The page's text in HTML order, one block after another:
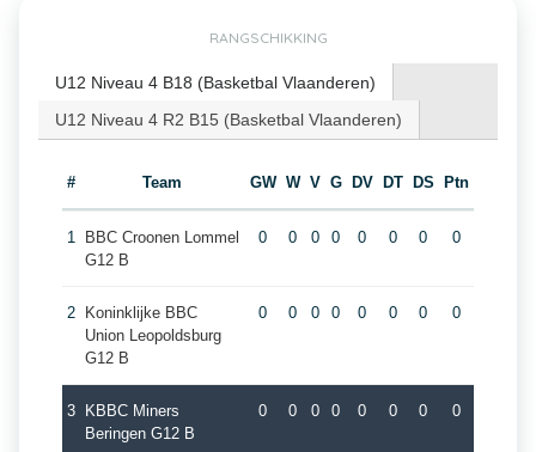
RANGSCHIKKING
U12 Niveau 4 B18 (Basketbal Vlaanderen)
U12 Niveau 4 R2 B15 (Basketbal Vlaanderen)
# Team GW W V G DV DT DS Ptn
1
BBC Croonen Lommel
G12 B
0 0 0 0 0 0 0 0
2
Koninklijke BBC
Union Leopoldsburg
G12 B
0 0 0 0 0 0 0 0
3
KBBC Miners
Beringen G12 B
0 0 0 0 0 0 0 0